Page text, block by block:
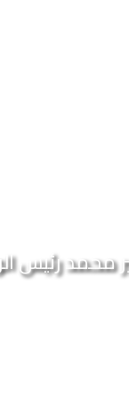
محمد رئيس